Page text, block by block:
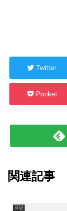
Twitter
Pocket
関連記事
日記